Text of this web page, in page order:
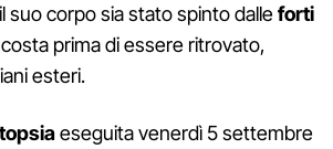
suo corpo sia stato spinto dalleforti
prima di essere ritrovato,
esteri.
eseguita venerdì 5 settembre